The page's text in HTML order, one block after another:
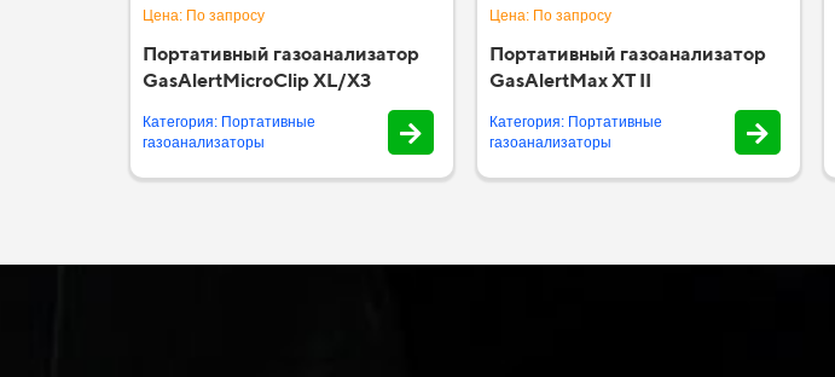
Цена: По запросу
Портативный газоанализатор
GasAlertMicroClip XL/X3
Категория: Портативные
газоанализаторы
Цена: По запросу
Портативный газоанализатор
GasAlertMax XT II
Категория: Портативные
газоанализаторы